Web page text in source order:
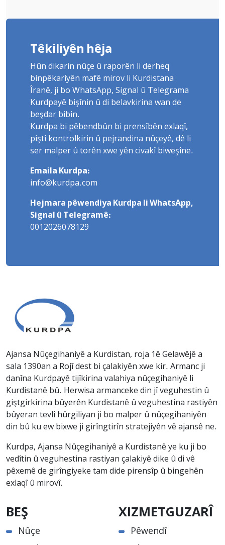
Têkiliyên hêja
Hûn dikarin nûçe û raporên li derheq
binpêkariyên mafê mirov li Kurdistana
Îranê, ji bo WhatsApp, Signal û Telegrama
Kurdpayê bişînin û di belavkirina wan de
beşdar bibin.
Kurdpa bi pêbendbûn bi prensîbên exlaqî,
piştî kontrolkirin û pejrandina nûçeyê, dê li
ser malper û torên xwe yên civakî biweşîne.
Emaila Kurdpa:
info@kurdpa.com
Hejmara pêwendiya Kurdpa li WhatsApp,
Signal û Telegramê:
0012026078129
Ajansa Nûçegihaniyê a Kurdistan, roja 1ê Gelawêjê a
sala 1390an a Rojî dest bi çalakiyên xwe kir. Armanc ji
danîna Kurdpayê tijîkirina valahiya nûçegihaniyê li
Kurdistanê bû. Herwisa armanceke din jî veguhestin û
giştgirkirina bûyerên Kurdistanê û veguhestina rastiyên
bûyeran tevlî hûrgiliyan ji bo malper û nûçegihaniyên
din bû ku ew bixwe ji girîngtirîn stratejiyên vê ajansê ne.
Kurdpa, Ajansa Nûçegihaniyê a Kurdistanê ye ku ji bo
vedîtin û veguhestina rastiyan çalakiyê dike û di vê
pêxemê de girîngiyeke tam dide pirensîp û bingehên
exlaqî û mirovî.
BEŞ
Nûçe
XIZMETGUZARÎ
Pêwendî